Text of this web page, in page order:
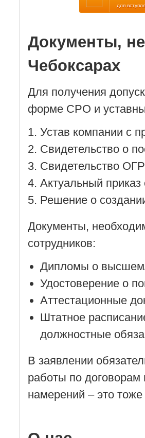
для
Документы,
Чебоксарах
Для получения
форме СРО и
Устав компании с
Cвидетельство о
Cвидетельство
Актуальный приказ
Решение о
Документы,
сотрудников:
Дипломы о
Удостоверение о
Аттестационные
Штатное
должностные
В заявлении
работы по договорам
намерений – это